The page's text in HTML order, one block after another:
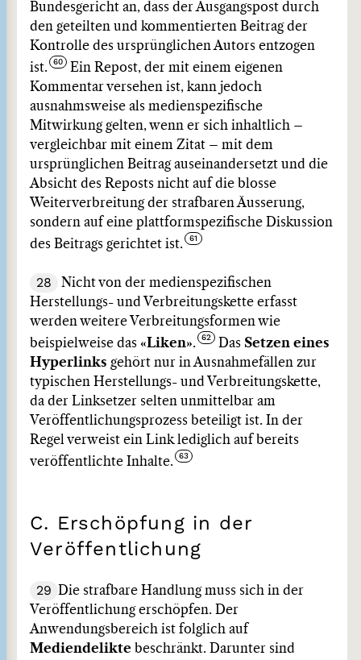
Bundesgericht an, dass der Ausgangspost durch
den geteilten und kommentierten Beitrag der
Kontrolle des ursprünglichen Autors entzogen
ist.
Ein Repost, der mit einem eigenen
Kommentar versehen ist, kann jedoch
ausnahmsweise als medienspezifische
Mitwirkung gelten, wenn er sich inhaltlich –
vergleichbar mit einem Zitat – mit dem
ursprünglichen Beitrag auseinandersetzt und die
Absicht des Reposts nicht auf die blosse
Weiterverbreitung der strafbaren Äusserung,
sondern auf eine plattformspezifische Diskussion
des Beitrags gerichtet ist.
28
Nicht von der medienspezifischen
Herstellungs- und Verbreitungskette erfasst
werden weitere Verbreitungsformen wie
beispielweise das «Liken». Das Setzen eines
Hyperlinks gehört nur in Ausnahmefällen zur
typischen Herstellungs- und Verbreitungskette,
da der Linksetzer selten unmittelbar am
Veröffentlichungsprozess beteiligt ist. In der
Regel verweist ein Link lediglich auf bereits
veröffentlichte Inhalte.
C. Erschöpfung in der
Veröffentlichung
29
Die strafbare Handlung muss sich in der
Veröffentlichung erschöpfen. Der
Anwendungsbereich ist folglich auf
Mediendelikte beschränkt. Darunter sind